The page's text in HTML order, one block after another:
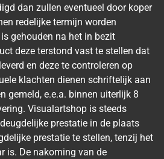
dan zullen eventueel door koper
redelijke termijn worden
gehouden na het in bezit
deze terstond vast te stellen dat
en deze te controleren op
klachten dienen schriftelijk aan
gemeld, e.e.a. binnen uiterlijk 8
Visualartshop is steeds
prestatie in de plaats
prestatie te stellen, tenzij het
is. De nakoming van de